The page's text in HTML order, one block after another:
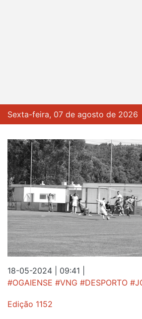
Sexta-feira, 07 de agosto de 2026
18-05-2024 | 09:41
#OGAIENSE #VNG #DESPORTO
Edição 1152